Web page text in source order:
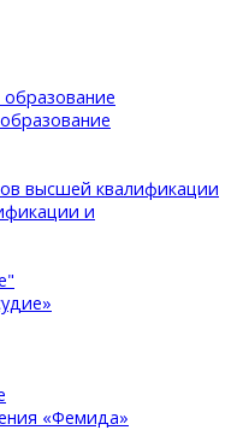
высшей квалификации
и
«Фемида»